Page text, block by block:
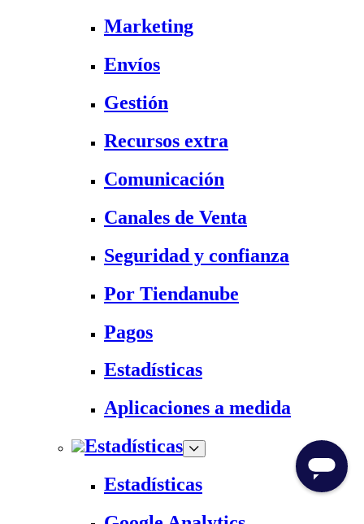
Marketing
Envíos
Gestión
Recursos extra
Comunicación
Canales de Venta
Seguridad y confianza
Por Tiendanube
Pagos
Estadísticas
Aplicaciones a medida
Estadísticas
Estadísticas